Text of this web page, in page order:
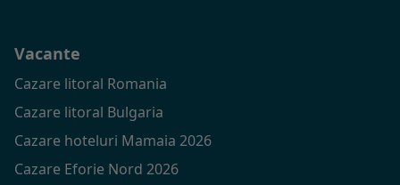
Vacante
Cazare litoral Romania
Cazare litoral Bulgaria
Cazare hoteluri Mamaia 2026
Cazare Eforie Nord 2026